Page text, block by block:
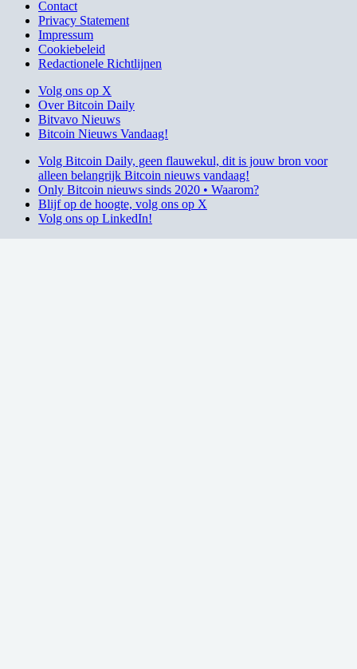
Contact
Privacy Statement
Impressum
Cookiebeleid
Redactionele Richtlijnen
Volg ons op X
Over Bitcoin Daily
Bitvavo Nieuws
Bitcoin Nieuws Vandaag!
Volg Bitcoin Daily, geen flauwekul, dit is jouw bron voor
alleen belangrijk Bitcoin nieuws vandaag!
Only Bitcoin nieuws sinds 2020 • Waarom?
Blijf op de hoogte, volg ons op X
Volg ons op LinkedIn!